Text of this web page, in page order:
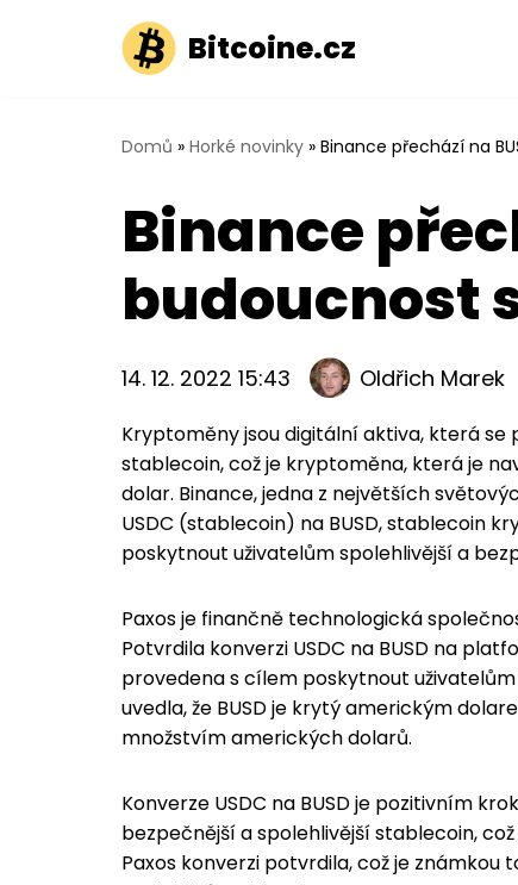
Bitcoine.cz
Domů » Horké novinky » Binance přechází na
Binance
budoucnost
14. 12. 2022 15:43 Oldřich Marek
Kryptoměny jsou digitální aktiva, která
stablecoin, což je kryptoměna, která je
dolar. Binance, jedna z největších
USDC (stablecoin) na BUSD, stablecoin
poskytnout uživatelům spolehlivější a
Paxos je finančně technologická
Potvrdila konverzi USDC na BUSD na
provedena s cílem poskytnout
uvedla, že BUSD je krytý americkým
množstvím amerických dolarů.
Konverze USDC na BUSD je pozitivním
bezpečnější a spolehlivější stablecoin,
Paxos konverzi potvrdila, což je